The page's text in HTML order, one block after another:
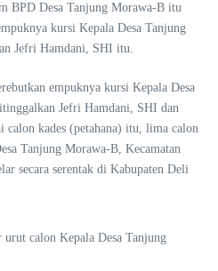
BPD Desa Tanjung Morawa-B itu
kursi Kepala Desa Tanjung
Jefri Hamdani, SHI itu.
empuknya kursi Kepala Desa
Jefri Hamdani, SHI dan
calon kades (petahana) itu, lima calon
Tanjung Morawa-B, Kecamatan
secara serentak di Kabupaten Deli
calon Kepala Desa Tanjung